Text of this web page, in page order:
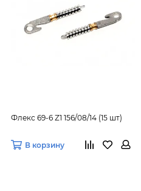
Флекс 69-6 Z1 156/08/14 (15 шт)
В корзину